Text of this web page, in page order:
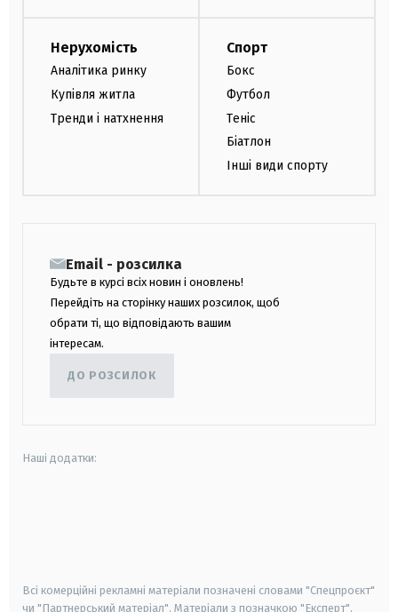
Нерухомість
Аналітика ринку
Купівля житла
Тренди і натхнення
Спорт
Бокс
Футбол
Теніс
Біатлон
Інші види спорту
Email - розсилка
Будьте в курсі всіх новин і оновлень!
Перейдіть на сторінку наших розсилок, щоб
обрати ті, що відповідають вашим
інтересам.
ДО РОЗСИЛОК
Наші додатки:
Всі комерційні рекламні матеріали позначені словами "Спецпроєкт"
чи "Партнерський матеріал". Матеріали з позначкою "Експерт",